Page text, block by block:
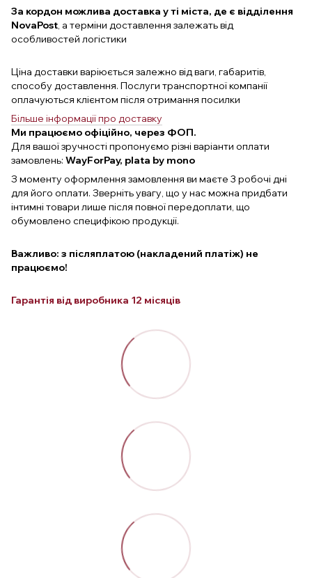
За кордон можлива доставка у ті міста, де є відділення
NovaPost, а терміни доставлення залежать від
особливостей логістики
Ціна доставки варіюється залежно від ваги, габаритів,
способу доставлення. Послуги транспортної компанії
оплачуються клієнтом після отримання посилки
Більше інформації про доставку
Ми працюємо офіційно, через ФОП.
Для вашої зручності пропонуємо різні варіанти оплати
замовлень: WayForPay, plata by mono
З моменту оформлення замовлення ви маєте 3 робочі дні
для його оплати. Зверніть увагу, що у нас можна придбати
інтимні товари лише після повної передоплати, що
обумовлено специфікою продукції.
Важливо: з післяплатою (накладений платіж) не
працюємо!
Гарантія від виробника 12 місяців